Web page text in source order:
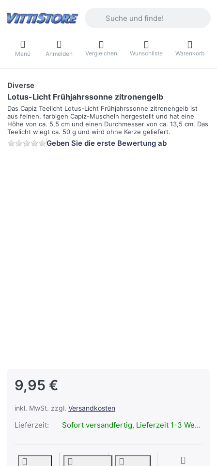
Menü Anmelden Vergleichen Wunschliste Warenkorb
Diverse
Lotus-Licht Frühjahrssonne zitronengelb
Das Capiz Teelicht Lotus-Licht Frühjahrssonne zitronengelb ist
aus feinen, farbigen Capiz-Muscheln hergestellt und hat eine
Höhe von ca. 5,5 cm und einen Durchmesser von ca. 13,5 cm. Das
Teelicht wiegt ca. 50 g und wird ohne Kerze geliefert.
Geben Sie die erste Bewertung ab
9,95 €
inkl. MwSt. zzgl. Versandkosten
Lieferzeit: Sofort versandfertig, Lieferzeit 1-3 Werktage.